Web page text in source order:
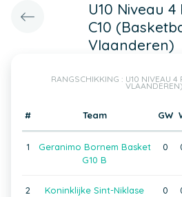
U10 Niveau 4
C10
Vlaanderen)
RANGSCHIKKING : U10 NIVEAU 4
VLAANDEREN)
# Team GW
1
Geranimo Bornem Basket
G10 B
0
2
Koninklijke Sint-Niklase
0